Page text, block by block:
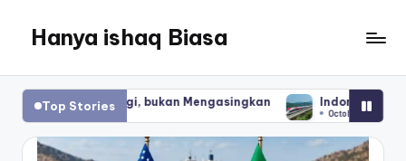
content
Hanya ishaq Biasa
Rahman,
Humas
Unhas,
Dosen
Top Stories
bukan Mengasingkan Indonesia dan Jebakan Utang
October 26, 2025